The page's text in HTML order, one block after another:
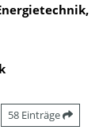
58 Einträge